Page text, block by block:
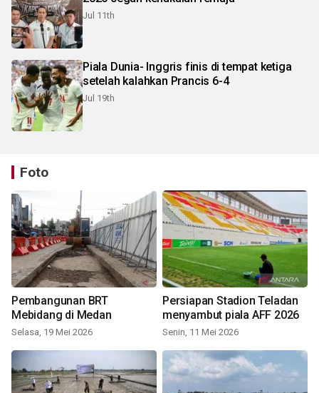
Jul 11th
Piala Dunia- Inggris finis di tempat ketiga
setelah kalahkan Prancis 6-4
Jul 19th
Foto
Pembangunan BRT
Mebidang di Medan
Selasa, 19 Mei 2026
Persiapan Stadion Teladan
menyambut piala AFF 2026
Senin, 11 Mei 2026